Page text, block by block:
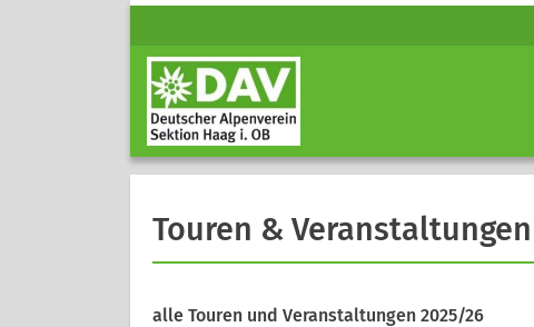
Touren & Veranstaltungen
alle Touren und Veranstaltungen 2025/26